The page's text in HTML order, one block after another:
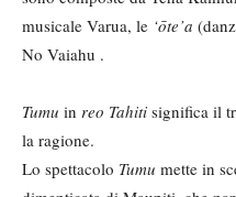
musicale Varua, le ‘ōte’a
No Vaiahu .
Tumu in reo Tahiti significa il
la ragione.
Lo spettacolo Tumu mette in